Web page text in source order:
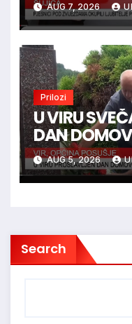
AUG 7, 2026
Prilozi
U VIRU
DAN
AUG 5, 2026
Search